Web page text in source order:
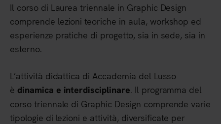
Il corso di Laurea triennale in Graphic Design
comprende lezioni teoriche in aula, workshop ed
esperienze pratiche di progetto, sia in sede, sia in
esterno.
L’attività didattica di Accademia del Lusso
è dinamica e interdisciplinare. Il programma del
corso triennale di Graphic Design comprende varie
tipologie di lezioni e attività, diversificate per